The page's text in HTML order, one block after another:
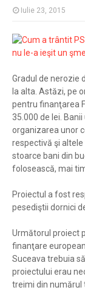
Iulie 23, 2015
Gradul de nerozie
la alta. Astăzi, pe
pentru finanţarea
35.000 de lei.
organizarea unor
respectivă şi
stoarce bani din
folosească, mai
Proiectul a fost
pesediştii dornici
Următorul proiect
finanţare
Suceava trebuia
proiectului erau
treimi din numărul